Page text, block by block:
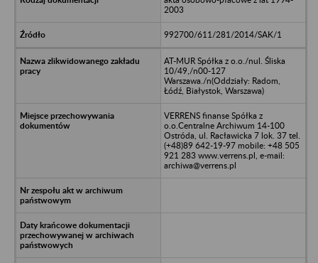
2003
992700/611/281/2014/SAK/1
AT-MUR Spółka z o.o./nul. Śliska
10/49,/n00-127
Warszawa./n(Oddziały: Radom,
Łódź, Białystok, Warszawa)
VERRENS finanse Spółka z
o.o.Centralne Archiwum 14-100
Ostróda, ul. Racławicka 7 lok. 37 tel.
(+48)89 642-19-97 mobile: +48 505
921 283 www.verrens.pl, e-mail:
archiwa@verrens.pl